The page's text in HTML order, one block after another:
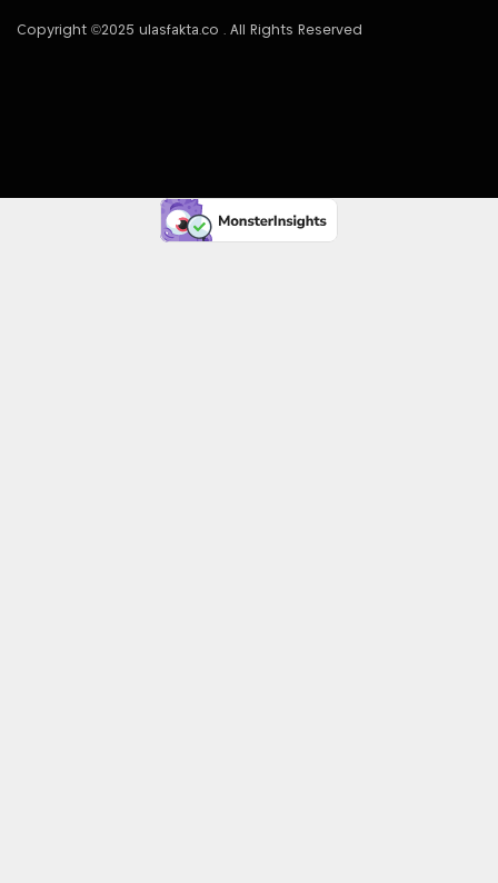
Copyright ©2025 ulasfakta.co . All Rights Reserved